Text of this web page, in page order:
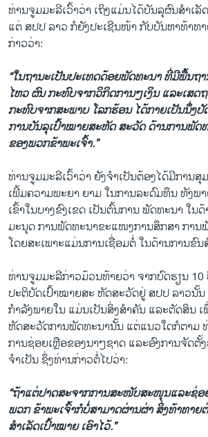
ທ່ານຈູມມະລີເວົ້າວ່າ ເຖິງແມ່ນໄດ້ບັນລຸຜົນສຳເລັ
ແຕ່ ສປປ ລາວ ກໍຍັງປະເຊີນໜ້າ ກັບບັນຫາທ້າທ
ກ່າວວ່າ:
“ໃນຖານະເປັນປະເທດດ້ອຍພັດທະນາ ທີ່ມີພື້ນຖ
ໄຫວ ຜົນ ກະທົບຈາກວິກິດການໆເງິນ ແລະເສດ
ກະທົບຈາກສະພາບ ໂລກຮ້ອນ ໄດ້ກາຍເປັນນຶ່ງ
ການບັນລຸເປົ້າໝາຍສະຫັດ ສະວັດ ດ້ານການພັດ
ຂອງພວກຂ້າພະເຈົ້າ.”
ທ່ານຈູມມະລີເວົ້າວ່າ ຍັງຈຳເປັນຕ້ອງໄດ້ມີການ
ເພີ້ມຄວາມພະຍາ ຍາມ ໃນການລະດົມທຶນ ທັງພ
ເຂົ້າໃນບາງຂົງເຂດ ເປັນຕົ້ນການ ພັດທະນາ ໃນ
ມະນຸດ ການພັດທະນາຂະແໜງການສຶກສາ ການ
ໂດຍສະເພາະແມ່ນການເຊື່ອມຕໍ່ ໃນດ້ານການຂົ
ທ່ານຈູມມະລີກ່າວມ້ວນທ້າຍວ່າ ຈາກບົດຮຽນ 10
ປະຕິບັດເປົ້າໝາຍສະ ຫັດສະວັດຢູ່ ສປປ ລາວນັ້ນ
ກຳລັງພາຍໃນ ແມ່ນເປັນສິ່ງສຳຄັນ ແລະຕັດສິນ
ຫັດສະວັດການພັດທະນານັ້ນ ແຕ່ແນວໃດກໍຕາມ
ການຊ່ອຍເຫຼືອຂອງນາໆຊາດ ແລະອົງການຈັດຕັ້
ຈຳເປັນ ຊຶ່ງທ່ານ​ກ່າວ​ຕໍ່​ໄປ​ວ່າ:
“ຖ້າແຕ່ປາດສະຈາກການສະໜັບສະໜຸນແລະຊ່ອ
ພວກ ຂ້າພະເຈົ້າກໍ​ບໍ່ສາມາດຜ່ານຜ່າ ສິ່ງທ້າທາຍ
ສຳເລັດເປົ້າໝາຍ ເອົາໄວ້.”